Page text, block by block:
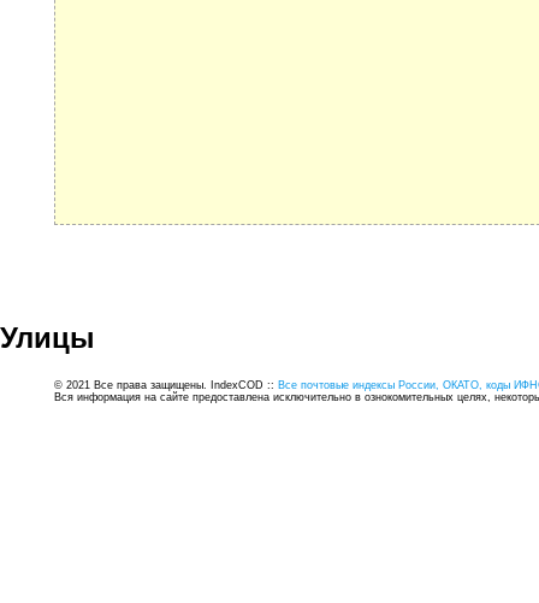
Улицы
© 2021 Все права защищены. IndexCOD :: Все почтовые индексы России, ОКАТО, коды
Вся информация на сайте предоставлена исключительно в ознокомительных целях,